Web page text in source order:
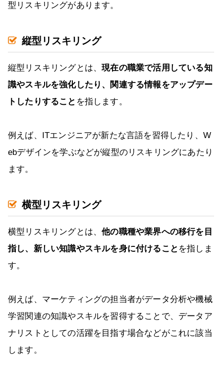
型リスキリングがあります。
縦型リスキリング
縦型リスキリングとは、現在の職業で活用している知
識やスキルを強化したり、関連する情報をアップデー
トしたりすること を指します。
例えば、ITエンジニアが新たな言語を習得したり、W
ebデザインを学ぶなどが縦型のリスキリングにあたり
ます。
横型リスキリング
横型リスキリングとは、他の職種や業界への移行を目
指し、新しい知識やスキルを身に付けること を指しま
す。
例えば、マーケティングの担当者がデータ分析や機械
学習関連の知識やスキルを習得することで、データア
ナリストとしての活躍を目指す場合などがこれに該当
します。